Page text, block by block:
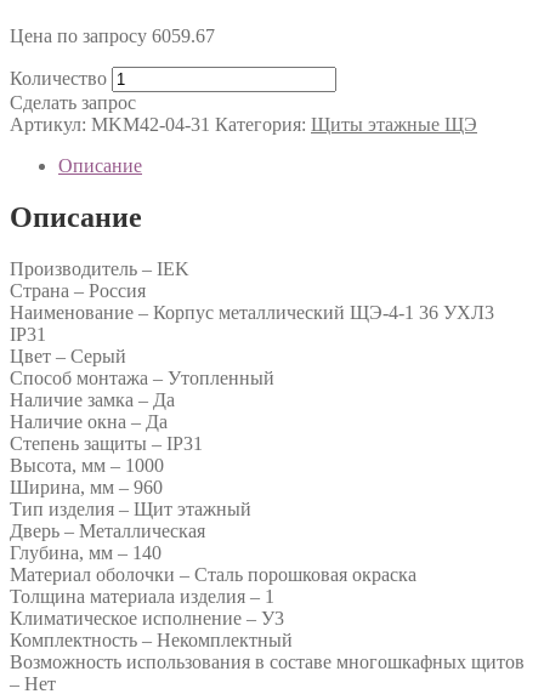
Цена по запросу 6059.67
Количество
Сделать запрос
Артикул: MKM42-04-31 Категория: Щиты этажные ЩЭ
Описание
Описание
Производитель – IEK
Страна – Россия
Наименование – Корпус металлический ЩЭ-4-1 36 УХЛ3
IP31
Цвет – Серый
Способ монтажа – Утопленный
Наличие замка – Да
Наличие окна – Да
Степень защиты – IP31
Высота, мм – 1000
Ширина, мм – 960
Тип изделия – Щит этажный
Дверь – Металлическая
Глубина, мм – 140
Материал оболочки – Сталь порошковая окраска
Толщина материала изделия – 1
Климатическое исполнение – У3
Комплектность – Некомплектный
Возможность использования в составе многошкафных щитов
– Нет